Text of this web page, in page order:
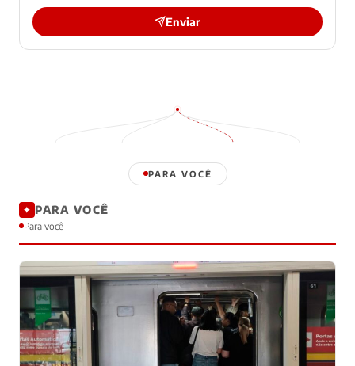
Enviar
PARA VOCÊ
✦ PARA VOCÊ
Para você